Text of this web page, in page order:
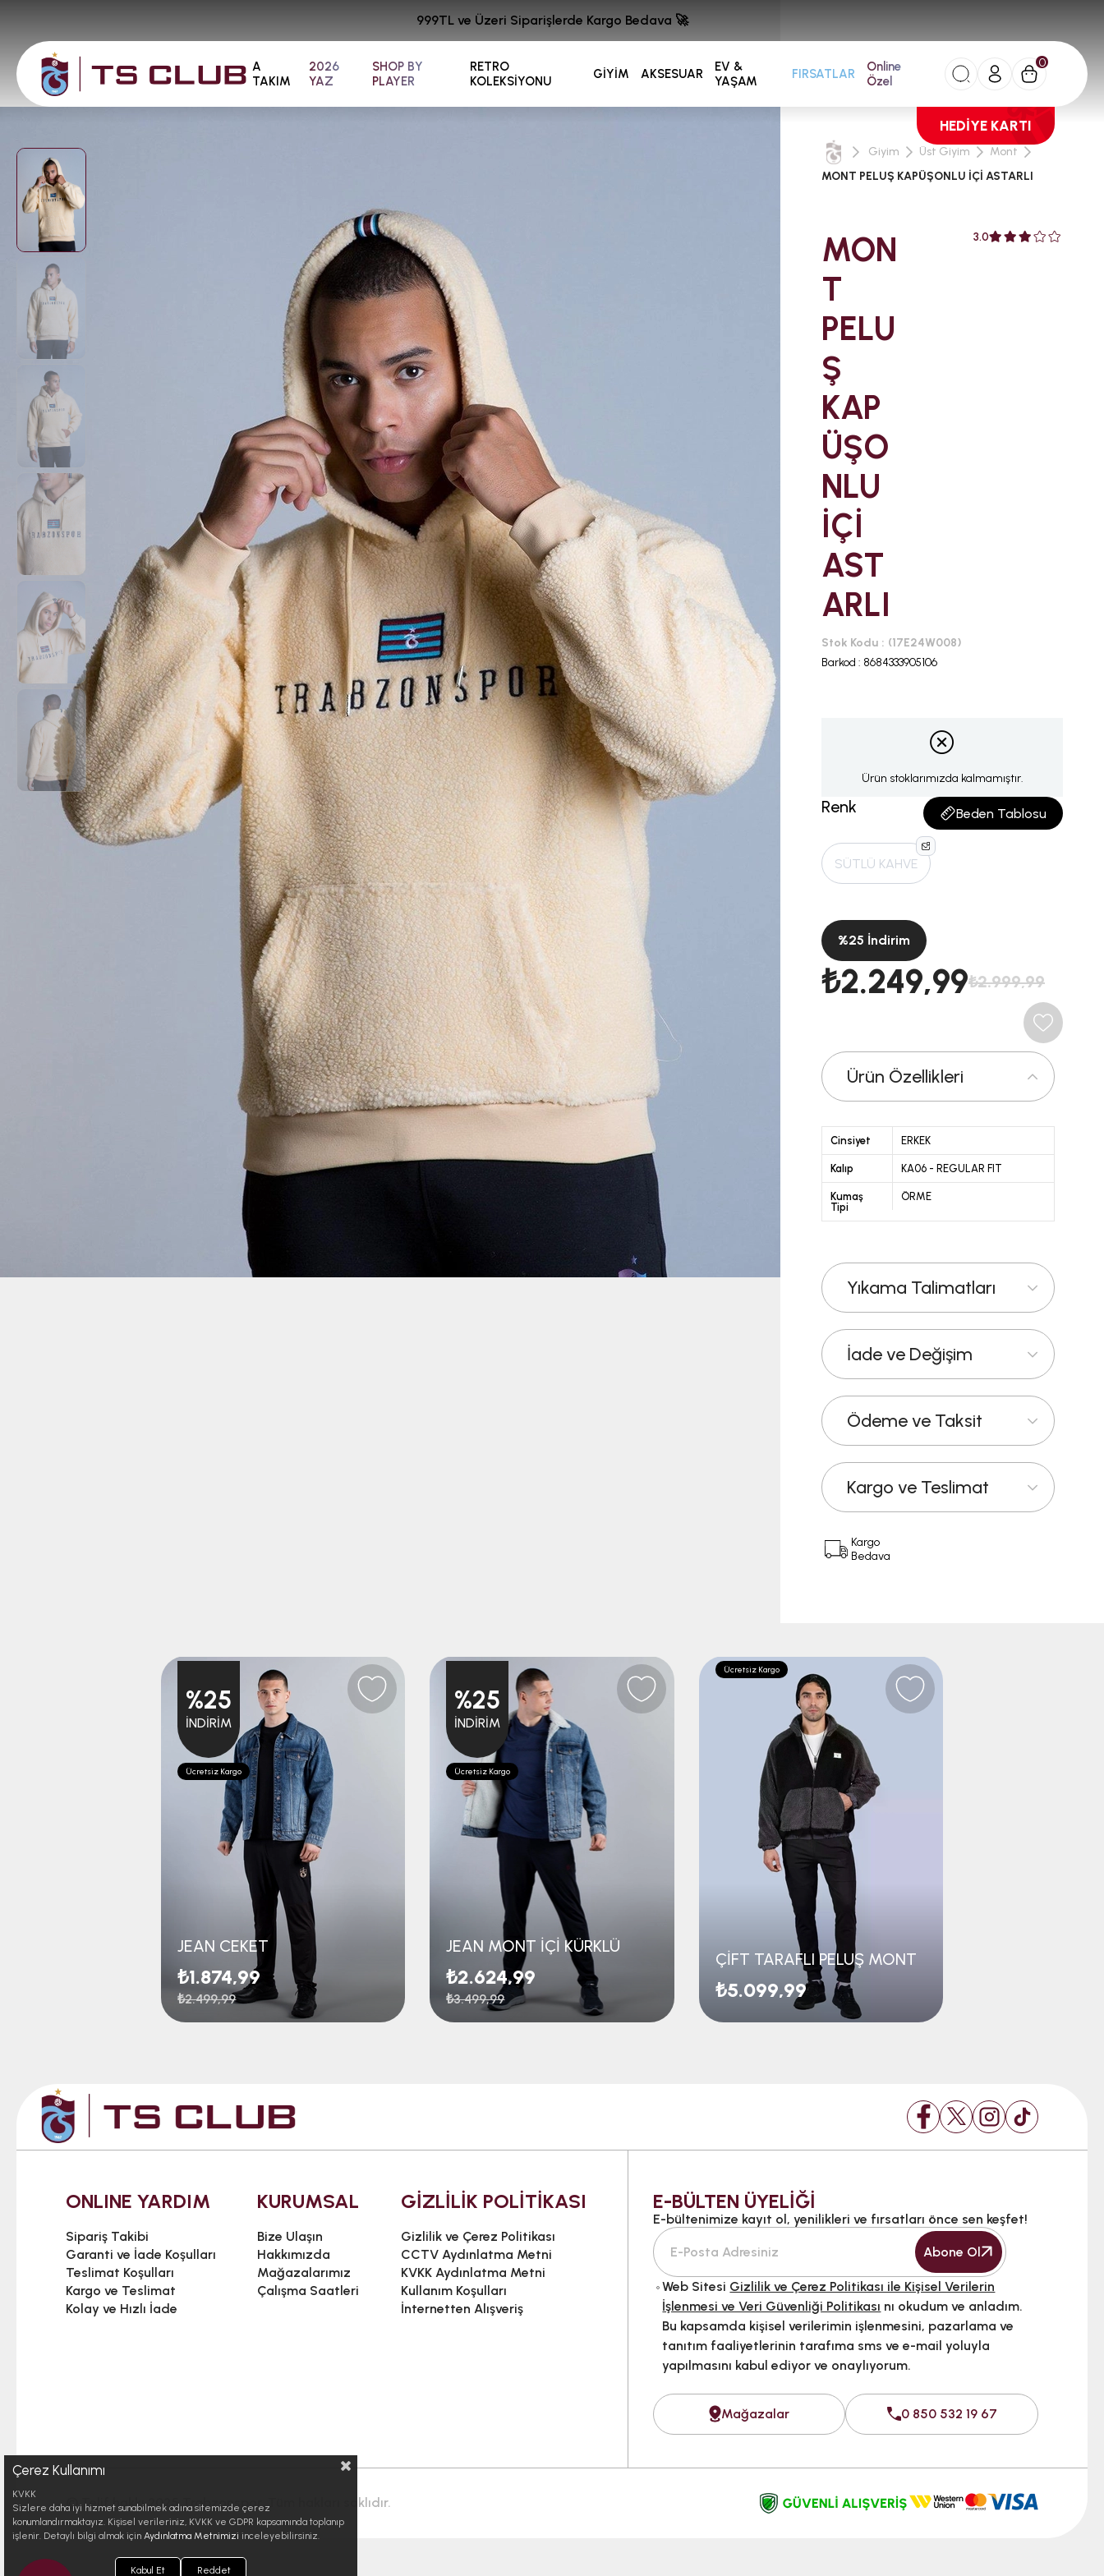
A
TAKIM
2026
YAZ
SHOP BY
PLAYER
RETRO
KOLEKSİYONU
GİYİM AKSESUAR
EV &
YAŞAM
FIRSATLAR
Online
Özel
0
HEDİYE KARTI
999TL ve Üzeri Siparişlerde Kargo Bedava 🚀
Giyim Üst Giyim
Mont
MONT PELUŞ KAPÜŞONLU İÇİ ASTARLI
MON
T
PELU
Ş
KAP
ÜŞO
NLU
İÇİ
AST
ARLI
3.0
Stok Kodu
(17E24W008)
Barkod : 8684333905106
Ürün stoklarımızda kalmamıştır.
Renk Beden Tablosu
SÜTLÜ KAHVE
%25 İndirim
₺2.999,99
₺2.249,99
Ürün Özellikleri
Cinsiyet ERKEK
Kalıp KA06 - REGULAR FIT
Kumaş
Tipi
ÖRME
Yıkama Talimatları
İade ve Değişim
Ödeme ve Taksit
Kargo ve Teslimat
Kargo
Bedava
JEAN CEKET
₺1.874,99
₺2.499,99
%25
İNDIRIM
Ücretsiz Kargo
JEAN MONT İÇİ KÜRKLÜ
₺2.624,99
₺3.499,99
%25
İNDIRIM
Ücretsiz Kargo
ÇİFT TARAFLI PELUŞ MONT
₺5.099,99
Ücretsiz Kargo
ONLINE YARDIM
Sipariş Takibi
Garanti ve İade Koşulları
Teslimat Koşulları
Kargo ve Teslimat
Kolay ve Hızlı İade
KURUMSAL
Bize Ulaşın
Hakkımızda
Mağazalarımız
Çalışma Saatleri
GİZLİLİK POLİTİKASI
Gizlilik ve Çerez Politikası
CCTV Aydınlatma Metni
KVKK Aydınlatma Metni
Kullanım Koşulları
İnternetten Alışveriş
E-BÜLTEN ÜYELİĞİ
E-bültenimize kayıt ol, yenilikleri ve fırsatları önce sen keşfet!
Abone Ol
Web Sitesi Gizlilik ve Çerez Politikası ile Kişisel Verilerin
İşlenmesi ve Veri Güvenliği Politikası nı okudum ve anladım.
Bu kapsamda kişisel verilerimin işlenmesini, pazarlama ve
tanıtım faaliyetlerinin tarafıma sms ve e-mail yoluyla
yapılmasını kabul ediyor ve onaylıyorum.
Mağazalar 0 850 532 19 67
© Telif hakkı 2025 Trabzonspor. Tüm hakları saklıdır.
Çerez Kullanımı
KVKK
Sizlere daha iyi hizmet sunabilmek adına sitemizde çerez
konumlandırmaktayız. Kişisel verileriniz, KVKK ve GDPR kapsamında toplanıp
işlenir. Detaylı bilgi almak için Aydınlatma Metnimizi inceleyebilirsiniz.
Kabul Et Reddet